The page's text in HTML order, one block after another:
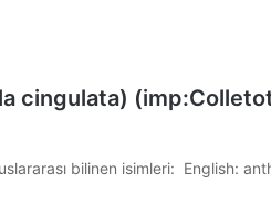
cingulata)
bilinen isimleri: English: